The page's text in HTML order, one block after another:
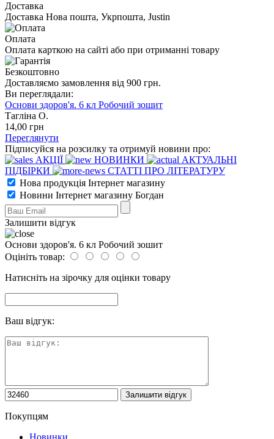
Доставка
Доставка Нова пошта, Укрпошта, Justin
Оплата
Оплата карткою на сайті або при отриманні товару
Безкоштовно
Доставляємо замовлення від 900 грн.
Ви переглядали:
Основи здоров'я. 6 кл Робочий зошит
Тагліна О.
14,00 грн
Переглянути
Підписуйся на розсилку та отримуй новини про:
АКЦІЇ
НОВИНКИ
АКТУАЛЬНІ
ПІДБІРКИ
СТАТТІ ПРО ЛІТЕРАТУРУ
Нова продукція Інтернет магазину
Новини Інтернет магазину Богдан
Залишити відгук
Основи здоров'я. 6 кл Робочий зошит
Оцініть товар:
Натисніть на зірочку для оцінки товару
Ваш відгук:
Покупцям